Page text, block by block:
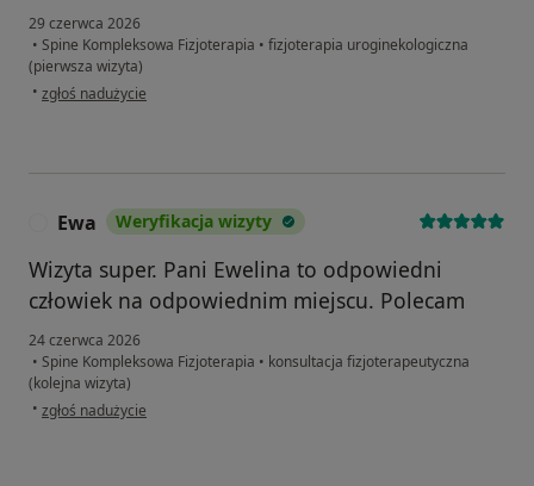
29 czerwca 2026
• Spine Kompleksowa Fizjoterapia • fizjoterapia uroginekologiczna
(pierwsza wizyta)
• w opinii użytkownika Damiana
zgłoś nadużycie
Ewa Weryfikacja wizyty
Wizyta super. Pani Ewelina to odpowiedni
człowiek na odpowiednim miejscu. Polecam
24 czerwca 2026
• Spine Kompleksowa Fizjoterapia • konsultacja fizjoterapeutyczna
(kolejna wizyta)
• w opinii użytkownika Ewa
zgłoś nadużycie